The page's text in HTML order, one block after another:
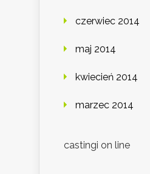
czerwiec 2014
maj 2014
kwiecień 2014
marzec 2014
castingi on line